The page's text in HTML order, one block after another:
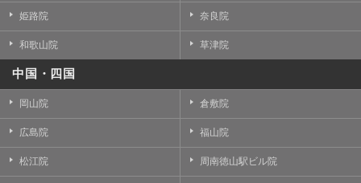
姫路院 奈良院
和歌山院 草津院
中国・四国
岡山院 倉敷院
広島院 福山院
松江院 周南徳山駅ビル院